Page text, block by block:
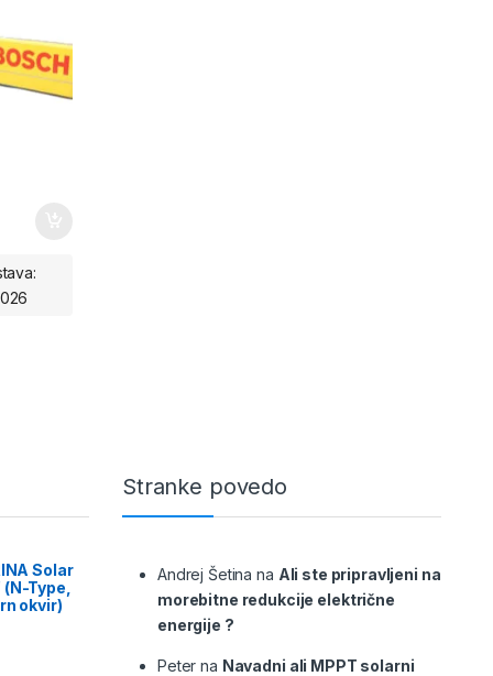
Solar
Type,
okvir)
Stranke povedo
Andrej Šetina na Ali ste pripravljeni na
morebitne redukcije električne
energije ?
Peter na Navadni ali MPPT solarni